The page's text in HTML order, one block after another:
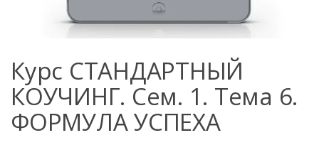
Курс СТАНДАРТНЫЙ
КОУЧИНГ. Сем. 1. Тема 6.
ФОРМУЛА УСПЕХА